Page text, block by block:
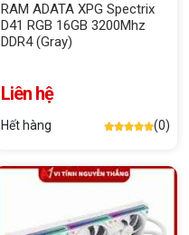
RAM ADATA XPG Spectrix
D41 RGB 16GB 3200Mhz
DDR4 (Gray)
Liên hệ
Hết hàng (0)